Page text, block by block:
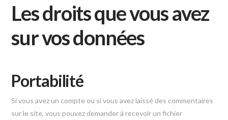
Les droits que vous avez
sur vos données
Portabilité
Si vous avez un compte ou si vous avez laissé des commentaires
sur le site, vous pouvez demander à recevoir un fichier